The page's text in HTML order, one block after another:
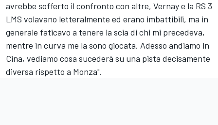
avrebbe sofferto il confronto con altre, Vernay e la RS 3
LMS volavano letteralmente ed erano imbattibili, ma in
generale faticavo a tenere la scia di chi mi precedeva,
mentre in curva me la sono giocata. Adesso andiamo in
Cina, vediamo cosa sucederà su una pista decisamente
diversa rispetto a Monza".